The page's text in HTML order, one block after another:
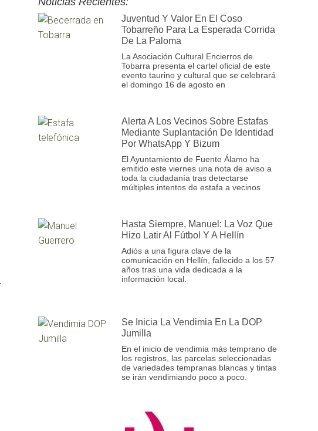
Juventud Y Valor En El Coso
Tobarreño Para La Esperada Corrida
De La Paloma
La Asociación Cultural Encierros de
Tobarra presenta el cartel oficial de este
evento taurino y cultural que se celebrará
el domingo 16 de agosto en
Alerta A Los Vecinos Sobre Estafas
Mediante Suplantación De Identidad
Por WhatsApp Y Bizum
El Ayuntamiento de Fuente Álamo ha
emitido este viernes una nota de aviso a
toda la ciudadanía tras detectarse
múltiples intentos de estafa a vecinos
Hasta Siempre, Manuel: La Voz Que
Hizo Latir Al Fútbol Y A Hellín
Adiós a una figura clave de la
comunicación en Hellín, fallecido a los 57
años tras una vida dedicada a la
información local.
Se Inicia La Vendimia En La DOP
Jumilla
En el inicio de vendimia más temprano de
los registros, las parcelas seleccionadas
de variedades tempranas blancas y tintas
se irán vendimiando poco a poco.